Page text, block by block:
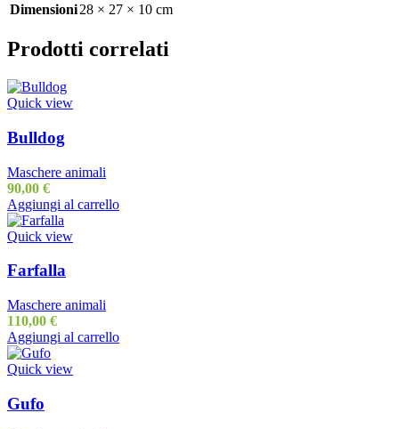
Dimensioni28 × 27 × 10 cm
Prodotti correlati
Quick view
Bulldog
Maschere animali
90,00 €
Aggiungi al carrello
Quick view
Farfalla
Maschere animali
110,00 €
Aggiungi al carrello
Quick view
Gufo